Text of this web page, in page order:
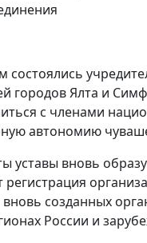
состоялись
городов Ялта и
с членами
автономию
уставы вновь
созданных
России и